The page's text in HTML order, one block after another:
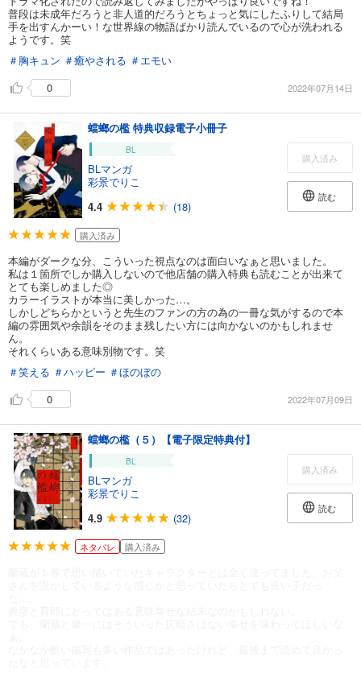
普段は未成年だろうと非人道的だろうとちょっと気にしたふりして結局
手を出すんかーい！な世界線の物語ばかり読んでいるので心が洗われる
ようです。笑
＃胸キュン ＃癒やされる ＃エモい
0
2022年07月14日
蟷螂の檻 特典収録電子小冊子
BL
BLマンガ
彩景でりこ
4.4
(18)
購入済み
読む
購入済み
本編がダークな分、こういった視点なのは面白いなぁと思いました。
私は１箇所でしか購入しないので他店舗の購入特典も読むことが出来て
とても楽しめました◎
カラーイラストが本当に美しかった…。
しかしどちらかというと先生のファンの方の為の一冊な気がするので本
編の雰囲気や余韻をそのまま残したい方には向かないのかもしれませ
ん。
それくらいある意味別物です。笑
＃笑える ＃ハッピー ＃ほのぼの
0
2022年07月09日
蟷螂の檻（５）【電子限定特典付】
BL
BLマンガ
彩景でりこ
4.9
(32)
購入済み
読む
ネタバレ 購入済み